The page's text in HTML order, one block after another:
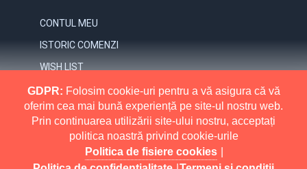
CONTUL MEU
ISTORIC COMENZI
WISH LIST
NEWSLETTER
INFORMATII
RETURNARI
POLITICA DE CONFIDENTIALITATE
MAI MULT
GDPR: Folosim cookie-uri pentru a vă asigura că vă
oferim cea mai bună experiență pe site-ul nostru web.
Prin continuarea utilizării site-ului nostru, acceptați
politica noastră privind cookie-urile
Politica de fisiere cookies